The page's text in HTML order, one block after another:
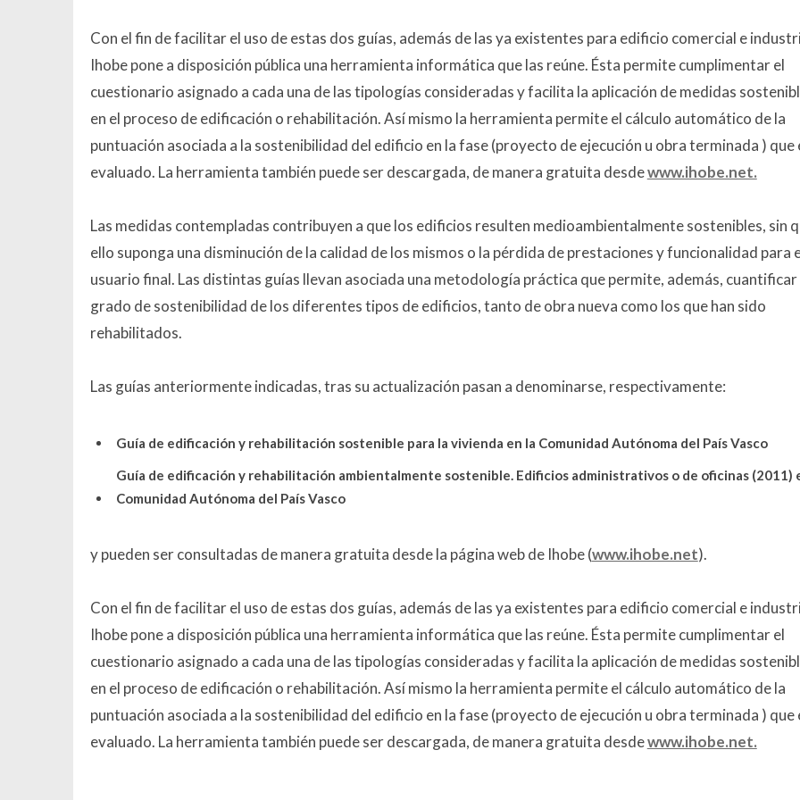
Con el fin de facilitar el uso de estas dos guías, además de las ya existentes para edificio comercial e
Ihobe pone a disposición pública una herramienta informática que las reúne. Ésta permite cumplimentar el
cuestionario asignado a cada una de las tipologías consideradas y facilita la aplicación de medidas
en el proceso de edificación o rehabilitación. Así mismo la herramienta permite el cálculo automático de la
puntuación asociada a la sostenibilidad del edificio en la fase (proyecto de ejecución u obra terminada ) que
evaluado. La herramienta también puede ser descargada, de manera gratuita desdewww.ihobe.net.
Las medidas contempladas contribuyen a que los edificios resulten medioambientalmente sostenibles, sin
ello suponga una disminución de la calidad de los mismos o la pérdida de prestaciones y funcionalidad para
usuario final. Las distintas guías llevan asociada una metodología práctica que permite, además, cuantificar
grado de sostenibilidad de los diferentes tipos de edificios, tanto de obra nueva como los que han sido
rehabilitados.
Las guías anteriormente indicadas, tras su actualización pasan a denominarse, respectivamente:
Guía de edificación y rehabilitación sostenible para la vivienda en la Comunidad Autónoma del País Vasco
Guía de edificación y rehabilitación ambientalmente sostenible. Edificios administrativos o de oficinas (2011)
Comunidad Autónoma del País Vasco
y pueden ser consultadas de manera gratuita desde la página web de Ihobe (www.ihobe.net).
Con el fin de facilitar el uso de estas dos guías, además de las ya existentes para edificio comercial e
Ihobe pone a disposición pública una herramienta informática que las reúne. Ésta permite cumplimentar el
cuestionario asignado a cada una de las tipologías consideradas y facilita la aplicación de medidas
en el proceso de edificación o rehabilitación. Así mismo la herramienta permite el cálculo automático de la
puntuación asociada a la sostenibilidad del edificio en la fase (proyecto de ejecución u obra terminada ) que
evaluado. La herramienta también puede ser descargada, de manera gratuita desdewww.ihobe.net.